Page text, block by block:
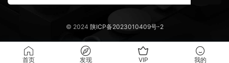
© 2024 陕ICP备2023010409号-2
首页 发现 VIP 我的